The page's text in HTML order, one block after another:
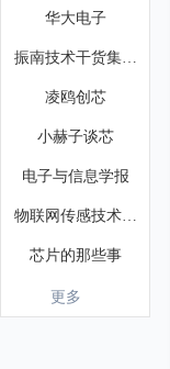
华大电子
振南技术干货集（风云录）
凌鸥创芯
小赫子谈芯
电子与信息学报
物联网传感技术智能排水
芯片的那些事
更多